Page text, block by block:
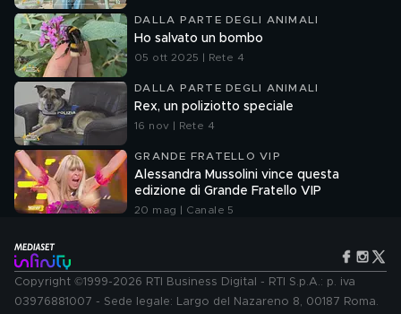
DALLA PARTE DEGLI ANIMALI
Ho salvato un bombo
05 ott 2025 | Rete 4
DALLA PARTE DEGLI ANIMALI
Rex, un poliziotto speciale
16 nov | Rete 4
GRANDE FRATELLO VIP
Alessandra Mussolini vince questa
edizione di Grande Fratello VIP
20 mag | Canale 5
Copyright ©1999-2026 RTI Business Digital - RTI S.p.A.: p. iva
03976881007 - Sede legale: Largo del Nazareno 8, 00187 Roma.